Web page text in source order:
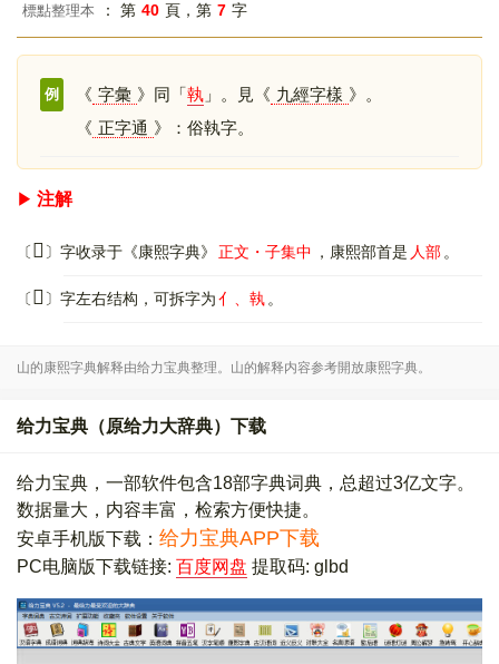
標點整理本 ： 第 40 頁，第 7 字
例 《 字彙 》同「執 」。見《 九經字樣 》。
《 正字通 》：俗執字。
注解
〔 𠌷 〕字收录于《康熙字典》 正文・子集中 ，康熙部首是 人部 。
〔 𠌷 〕字左右结构，可拆字为亻、執 。
山的康熙字典解释由给力宝典整理。山的解释内容参考開放康熙字典。
给力宝典（原给力大辞典）下载
给力宝典，一部软件包含18部字典词典，总超过3亿文字。
数据量大，内容丰富，检索方便快捷。
安卓手机版下载： 给力宝典APP下载
PC电脑版下载链接: 百度网盘 提取码: glbd